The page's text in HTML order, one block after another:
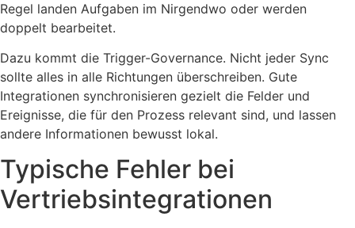
Regel landen Aufgaben im Nirgendwo oder werden
doppelt bearbeitet.
Dazu kommt die Trigger-Governance. Nicht jeder Sync
sollte alles in alle Richtungen überschreiben. Gute
Integrationen synchronisieren gezielt die Felder und
Ereignisse, die für den Prozess relevant sind, und lassen
andere Informationen bewusst lokal.
Typische Fehler bei
Vertriebsintegrationen